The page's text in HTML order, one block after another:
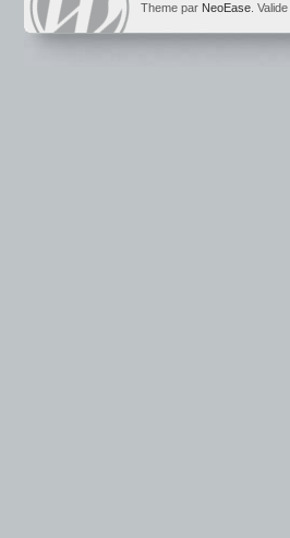
Theme par NeoEase . Valide